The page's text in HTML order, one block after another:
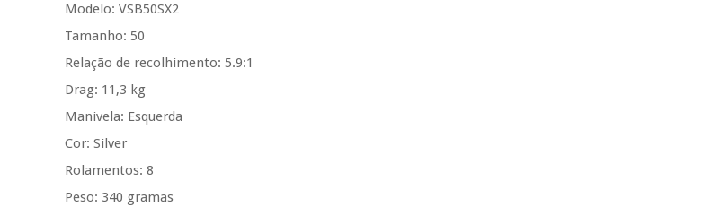
Modelo: VSB50SX2
Tamanho: 50
Relação de recolhimento: 5.9:1
Drag: 11,3 kg
Manivela: Esquerda
Cor: Silver
Rolamentos: 8
Peso: 340 gramas